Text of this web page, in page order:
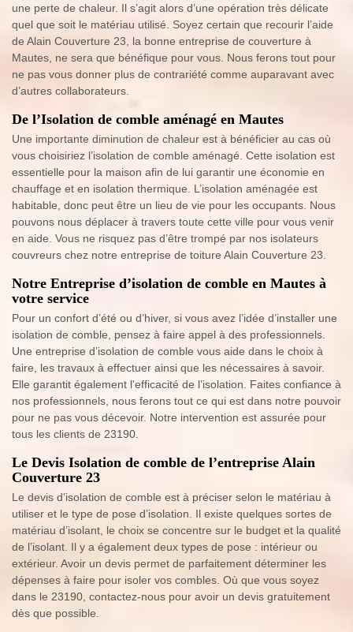
une perte de chaleur. Il s’agit alors d’une opération très délicate
quel que soit le matériau utilisé. Soyez certain que recourir l’aide
de Alain Couverture 23, la bonne entreprise de couverture à
Mautes, ne sera que bénéfique pour vous. Nous ferons tout pour
ne pas vous donner plus de contrariété comme auparavant avec
d’autres collaborateurs.
De l’Isolation de comble aménagé en Mautes
Une importante diminution de chaleur est à bénéficier au cas où
vous choisiriez l’isolation de comble aménagé. Cette isolation est
essentielle pour la maison afin de lui garantir une économie en
chauffage et en isolation thermique. L’isolation aménagée est
habitable, donc peut être un lieu de vie pour les occupants. Nous
pouvons nous déplacer à travers toute cette ville pour vous venir
en aide. Vous ne risquez pas d’être trompé par nos isolateurs
couvreurs chez notre entreprise de toiture Alain Couverture 23.
Notre Entreprise d’isolation de comble en Mautes à
votre service
Pour un confort d’été ou d’hiver, si vous avez l’idée d’installer une
isolation de comble, pensez à faire appel à des professionnels.
Une entreprise d’isolation de comble vous aide dans le choix à
faire, les travaux à effectuer ainsi que les nécessaires à savoir.
Elle garantit également l'efficacité de l’isolation. Faites confiance à
nos professionnels, nous ferons tout ce qui est dans notre pouvoir
pour ne pas vous décevoir. Notre intervention est assurée pour
tous les clients de 23190.
Le Devis Isolation de comble de l’entreprise Alain
Couverture 23
Le devis d’isolation de comble est à préciser selon le matériau à
utiliser et le type de pose d’isolation. Il existe quelques sortes de
matériau d’isolant, le choix se concentre sur le budget et la qualité
de l’isolant. Il y a également deux types de pose : intérieur ou
extérieur. Avoir un devis permet de parfaitement déterminer les
dépenses à faire pour isoler vos combles. Où que vous soyez
dans le 23190, contactez-nous pour avoir un devis gratuitement
dès que possible.